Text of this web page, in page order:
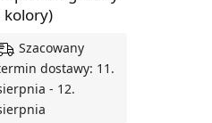
kolory)
Szacowany
dostawy: 11.
- 12.